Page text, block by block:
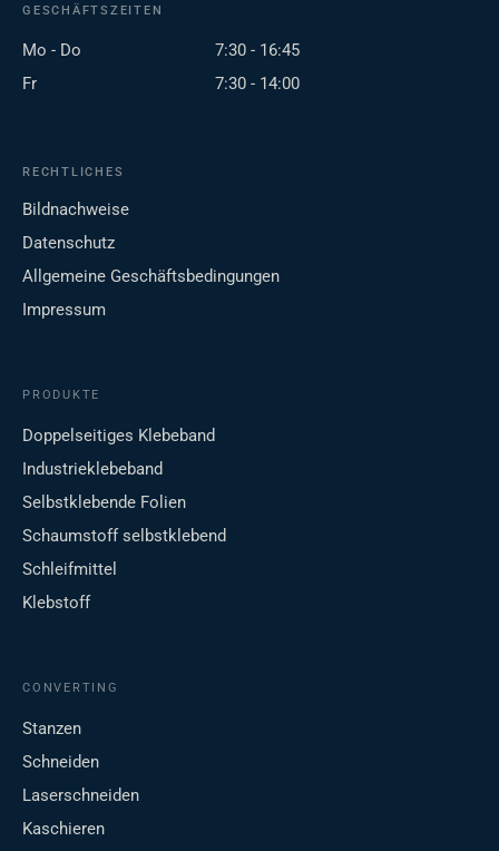
GESCHÄFTSZEITEN
Mo - Do
7:30 - 16:45
Fr
7:30 - 14:00
RECHTLICHES
Bildnachweise
Datenschutz
Allgemeine Geschäftsbedingungen
Impressum
PRODUKTE
Doppelseitiges Klebeband
Industrieklebeband
Selbstklebende Folien
Schaumstoff selbstklebend
Schleifmittel
Klebstoff
CONVERTING
Stanzen
Schneiden
Laserschneiden
Kaschieren